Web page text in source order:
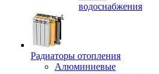
водоснабжения
Радиаторы отопления
Алюминиевые